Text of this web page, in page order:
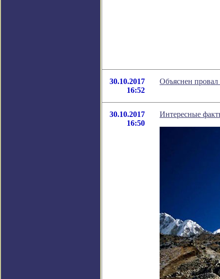
30.10.2017
16:52
Объяснен
30.10.2017
16:50
Интересные